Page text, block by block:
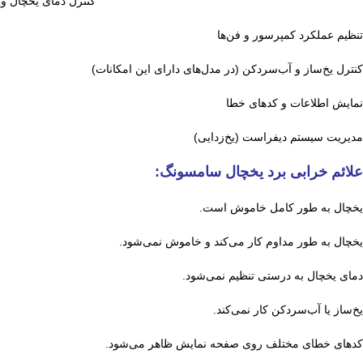
تنظیم عملکرد کمپرسور و فن‌ها
کنترل یخ‌ساز و آب‌سردکن (در مدل‌های دارای این امکانات)
نمایش اطلاعات و کدهای خطا
مدیریت سیستم دیفراست (یخ‌زدایی)
علائم خرابی برد یخچال سامسونگ:
یخچال به طور کامل خاموش است.
یخچال به طور مداوم کار می‌کند و خاموش نمی‌شود.
دمای یخچال به درستی تنظیم نمی‌شود.
یخ‌ساز یا آب‌سردکن کار نمی‌کند.
کدهای خطای مختلف روی صفحه نمایش ظاهر می‌شود.